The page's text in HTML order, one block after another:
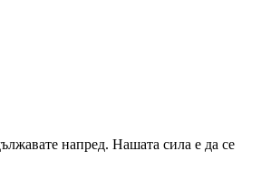
напред. Нашата сила е да се